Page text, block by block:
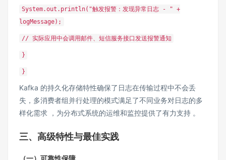
System.out.println("触发报警：发现异常日志 - " +
logMessage);
// 实际应用中会调用邮件、短信服务接口发送报警通知
}
}
Kafka 的持久化存储特性确保了日志在传输过程中不会丢
失，多消费者组并行处理的模式满足了不同业务对日志的多
样化需求 ，为分布式系统的运维和监控提供了有力支持 。
三、高级特性与最佳实践
（一）可靠性保障